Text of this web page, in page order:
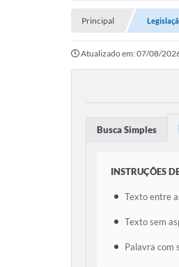
Principal
Atualizado em: 07/08/
Busca Simples
INSTRUÇÕES
Texto entre
Texto sem
Palavra com